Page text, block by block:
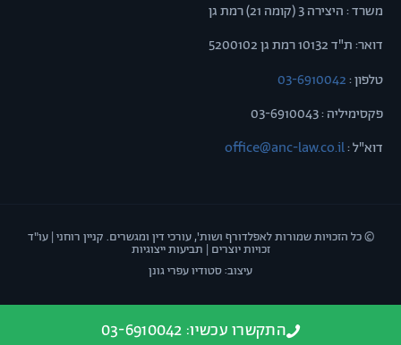
משרד : היצירה 3 (קומה 21) רמת גן
דואר: ת"ד 10132 רמת גן 5200102
טלפון :03-6910042
פקסימיליה : 03-6910043
דוא"ל :office@anc-law.co.il
© כל הזכויות שמורות לאפלדורף ושות', עורכי דין ומגשרים. קניין רוחני | עו"ד
זכויות יוצרים | תביעות ייצוגיות
עיצוב: סטודיו עפרי גונן
התקשרו עכשיו: 03-6910042